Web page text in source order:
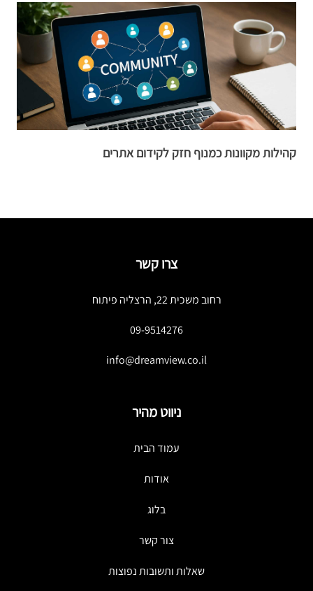
קהילות מקוונות כמנוף חזק לקידום אתרים
צרו קשר
רחוב משכית 22, הרצליה פיתוח
09-9514276
info@dreamview.co.il
ניווט מהיר
עמוד הבית
אודות
בלוג
צור קשר
שאלות ותשובות נפוצות